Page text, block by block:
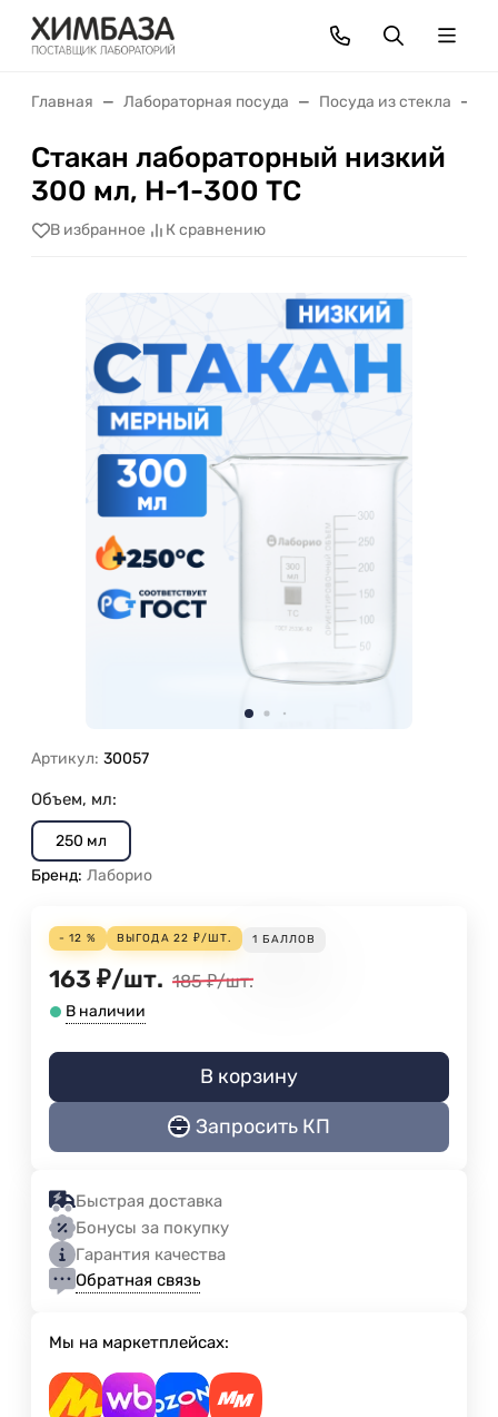
Главная Лабораторная посуда Посуда из стекла
Стакан лабораторный низкий
300 мл, Н-1-300 ТС
В избранное К сравнению
Артикул: 30057
Объем, мл:
250 мл
Бренд: Лаборио
- 12 % ВЫГОДА 22 ₽/ШТ. 1 БАЛЛОВ
163 ₽/шт. 185 ₽/шт.
В наличии
В корзину
Запросить КП
Быстрая доставка
Бонусы за покупку
Гарантия качества
Обратная связь
Мы на маркетплейсах: